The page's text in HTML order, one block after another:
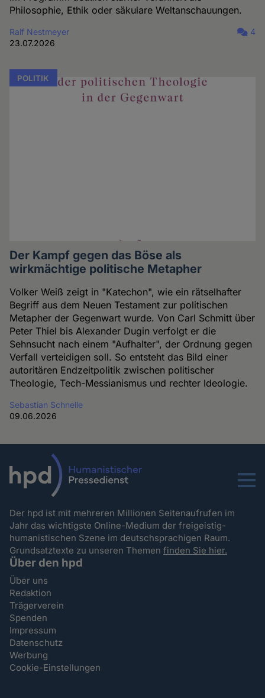
Philosophie, Ethik oder säkulare Weltanschauungen.
Ralf Nestmeyer
23.07.2026
4
POLITIK
Der Kampf gegen das Böse als
wirkmächtige politische Metapher
Volker Weiß zeigt in "Katechon", wie ein rätselhafter
Begriff aus dem Neuen Testament zur politischen
Metapher der Gegenwart wurde. Von Carl Schmitt über
Peter Thiel bis Alexander Dugin verfolgt er die
Sehnsucht nach einem "Aufhalter", der Ordnung gegen
Verfall verteidigen soll. So entsteht das Bild einer
autoritären Endzeitpolitik zwischen politischer
Theologie, Tech-Messianismus und rechter Ideologie.
Sebastian Schnelle
09.06.2026
Menu
Der hpd ist mit mehreren Millionen Seitenaufrufen im
Jahr das wichtigste Online-Medium der freigeistig-
humanistischen Szene im deutschsprachigen Raum.
Grundsatztexte zu unseren Themenfinden Sie hier.
Über den hpd
Über uns
Redaktion
Trägerverein
Spenden
Impressum
Datenschutz
Werbung
Cookie-Einstellungen